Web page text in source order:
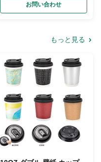
お問い合わせ
もっと見る